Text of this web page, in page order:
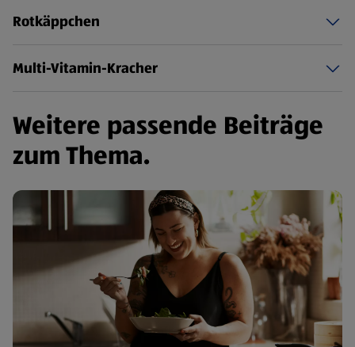
Rotkäppchen
Multi-Vitamin-Kracher
Weitere passende Beiträge
zum Thema.